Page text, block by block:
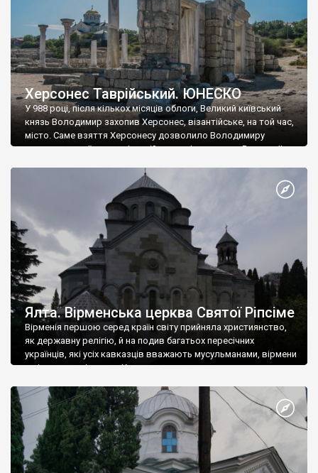
Херсонес Таврійський. ЮНЕСКО
У 988 році, після кількох місяців облоги, Великий київський
князь Володимир захопив Херсонес, візантійське, на той час,
місто. Саме взяття Херсонесу дозволило Володимиру
диктувати свої умови візантійському імператору Василю ІІ, та
Херсонесі Володимир-язичник, став Василем-християнином.
А потім було Хрещення Русі. На честь Херсонесу Таврійського
Ялта. Вірменська церква Святої Ріпсіме
Вірменія першою серед країн світу прийняла християнство,
як державну релігію, й на подив багатьох пересічних
українців, які усіх кавказців вважають мусульманами, вірмени
є відданими вірянами Христа